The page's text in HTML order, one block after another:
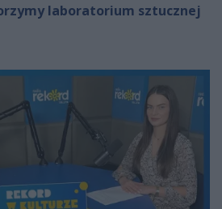
laboratorium sztucznej